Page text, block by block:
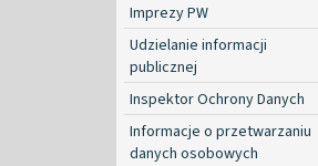
Imprezy PW
Udzielanie informacji
publicznej
Inspektor Ochrony Danych
Informacje o przetwarzaniu
danych osobowych